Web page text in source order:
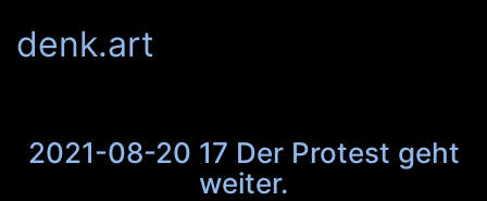
denk.art
2021-08-20 17 Der Protest geht
weiter.